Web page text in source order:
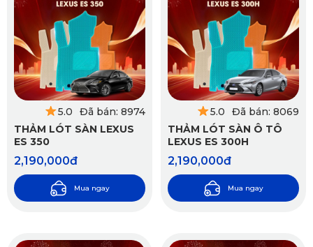
5.0
Đã bán: 8974
THẢM LÓT SÀN LEXUS
ES 350
2,190,000đ
Mua ngay
5.0
Đã bán: 8069
THẢM LÓT SÀN Ô TÔ
LEXUS ES 300H
2,190,000đ
Mua ngay